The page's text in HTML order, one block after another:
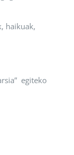
haikuak,
egiteko